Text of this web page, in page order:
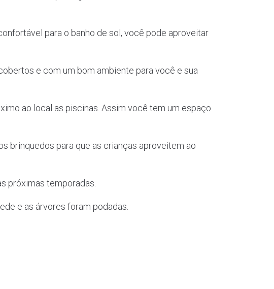
para o banho de sol, você pode aproveitar
e com um bom ambiente para você e sua
ao local as piscinas. Assim você tem um espaço
brinquedos para que as crianças aproveitem ao
próximas temporadas.
e as árvores foram podadas.